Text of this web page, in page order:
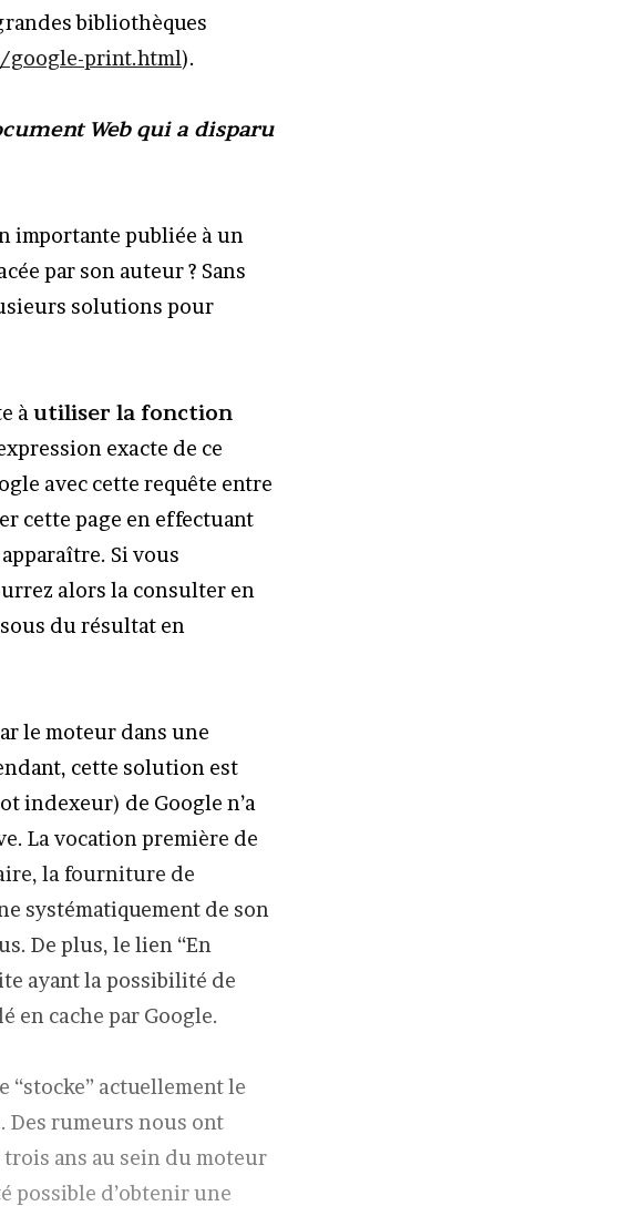
bibliothèques
print.html).
Web qui a disparu
importante publiée à un
par son auteur ? Sans
solutions pour
à utiliser la fonction
exacte de ce
avec cette requête entre
cette page en effectuant
Si vous
alors la consulter en
du résultat en
le moteur dans une
cette solution est
indexeur) de Google n’a
La vocation première de
la fourniture de
systématiquement de son
De plus, le lien “En
ayant la possibilité de
en cache par Google.
“stocke” actuellement le
Des rumeurs nous ont
ans au sein du moteur
possible d’obtenir une